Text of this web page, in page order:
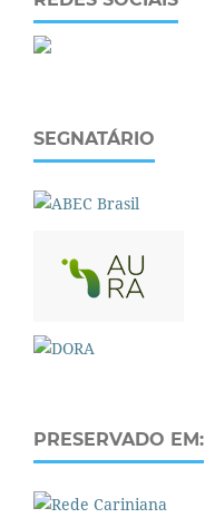
SEGNATÁRIO
PRESERVADO EM: